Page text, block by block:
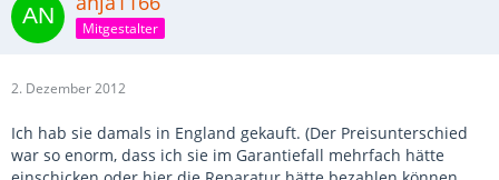
Mitgestalter
2. Dezember 2012
Ich hab sie damals in England gekauft. (Der Preisunterschied
war so enorm, dass ich sie im Garantiefall mehrfach hätte